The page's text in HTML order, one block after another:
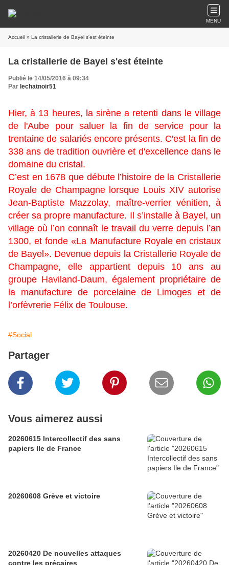
MENU
Accueil » La cristallerie de Bayel s'est éteinte
La cristallerie de Bayel s'est éteinte
Publié le 14/05/2016 à 09:34
Par lechatnoir51
Hier, à 13 heures, la sirène a retenti dans le village
de l'Aube pour saluer la fin de service pour la
trentaine de salariés encore présents. C'est la fin de
338 ans de tradition ouvrière et d'excellence dans le
domaine du cristal.
C’est en 1678 que débute l’histoire de la Cristallerie
Royale de Champagne lorsque Louis XIV autorise
Jean-Baptiste Mazzolay, maître-verrier vénitien, à
créer sa propre manufacture. Il s’installe à Bayel, un
village où l’on connaît le travail du verre depuis l’an
1300, et fonde «La Manufacture Royale en cristaux
de Bayel». Devenue depuis la Cristallerie Royale de
Champagne, elle appartient depuis 10 ans au
groupe Haviland-Daum, également propriétaire de
la manufacture de porcelaine de Limoges et de
l’orfèvrerie Félix de Toulouse.
#Social
Partager
Vous aimerez aussi
20260615 Intercollectif des sans
papiers Ile de France
20260608 Grève et victoire
20260420 De nouvelles attaques
contre les précaires